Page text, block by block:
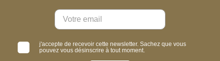
j'accepte de recevoir cette newsletter. Sachez que vous
pouvez vous désinscrire à tout moment.